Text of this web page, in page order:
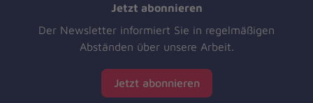
Jetzt abonnieren
Der Newsletter informiert Sie in regelmäßigen
Abständen über unsere Arbeit.
Jetzt abonnieren